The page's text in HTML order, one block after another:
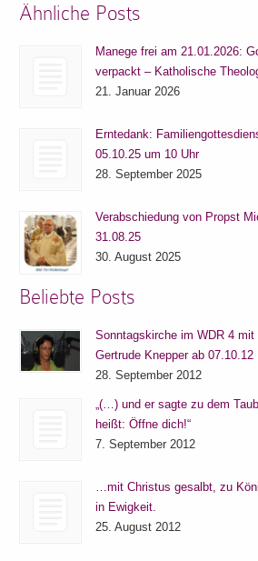
Ähnliche Posts
Manege frei am 21.01.2026:
verpackt – Katholische
21. Januar 2026
Erntedank:
05.10.25 um 10 Uhr
28. September 2025
Verabschiedung von Propst
31.08.25
30. August 2025
Beliebte Posts
Sonntagskirche im WDR 4 mit
Gertrude Knepper ab 07.10.12
28. September 2012
„(…) und er sagte zu dem
heißt: Öffne dich!“
7. September 2012
…mit Christus gesalbt, zu
in Ewigkeit.
25. August 2012